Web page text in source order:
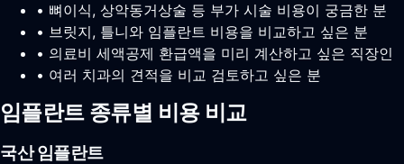
• 뼈이식, 상악동거상술 등 부가 시술 비용이 궁금한 분
• 브릿지, 틀니와 임플란트 비용을 비교하고 싶은 분
• 의료비 세액공제 환급액을 미리 계산하고 싶은 직장인
• 여러 치과의 견적을 비교 검토하고 싶은 분
임플란트 종류별 비용 비교
국산 임플란트